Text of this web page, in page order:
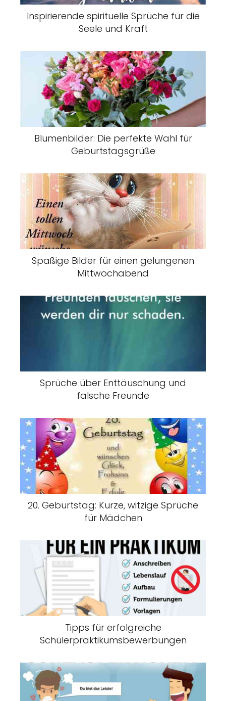
Inspirierende spirituelle Sprüche für die
Seele und Kraft
Blumenbilder: Die perfekte Wahl für
Geburtstagsgrüße
Spaßige Bilder für einen gelungenen
Mittwochabend
Sprüche über Enttäuschung und
falsche Freunde
20. Geburtstag: Kurze, witzige Sprüche
für Mädchen
Tipps für erfolgreiche
Schülerpraktikumsbewerbungen